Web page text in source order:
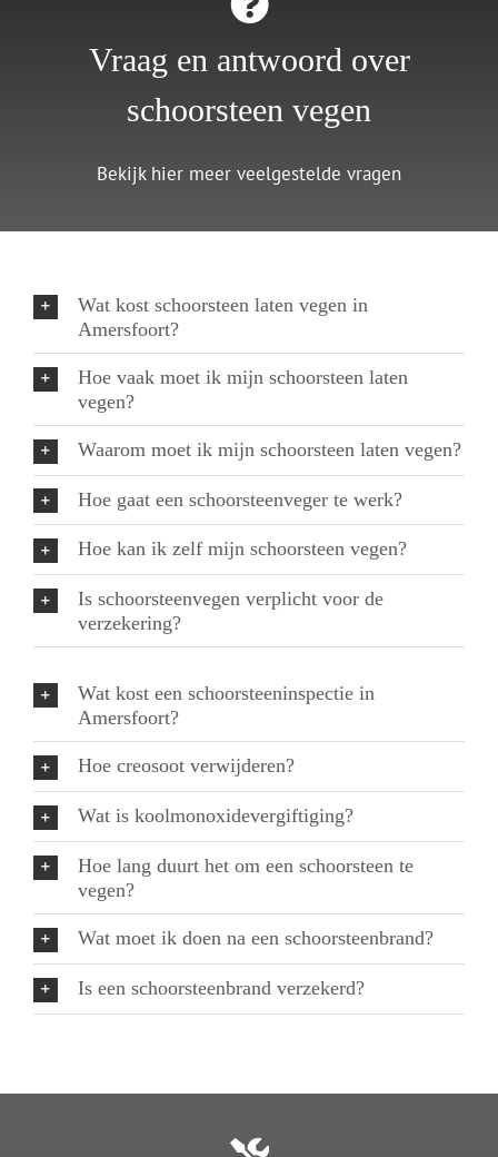
Vraag en antwoord over
schoorsteen vegen
Bekijk hier meer veelgestelde vragen
Wat kost schoorsteen laten vegen in
Amersfoort?
Hoe vaak moet ik mijn schoorsteen laten
vegen?
Waarom moet ik mijn schoorsteen laten vegen?
Hoe gaat een schoorsteenveger te werk?
Hoe kan ik zelf mijn schoorsteen vegen?
Is schoorsteenvegen verplicht voor de
verzekering?
Wat kost een schoorsteeninspectie in
Amersfoort?
Hoe creosoot verwijderen?
Wat is koolmonoxidevergiftiging?
Hoe lang duurt het om een schoorsteen te
vegen?
Wat moet ik doen na een schoorsteenbrand?
Is een schoorsteenbrand verzekerd?